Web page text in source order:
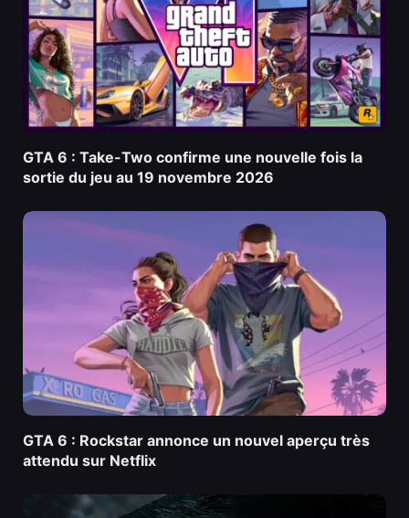
GTA 6 : Take-Two confirme une nouvelle fois la
sortie du jeu au 19 novembre 2026
GTA 6 : Rockstar annonce un nouvel aperçu très
attendu sur Netflix